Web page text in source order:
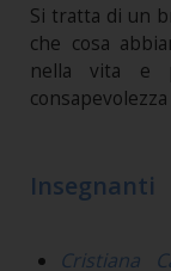
Si tratta di un
che cosa
nella vita e
Insegnanti
Cristiana